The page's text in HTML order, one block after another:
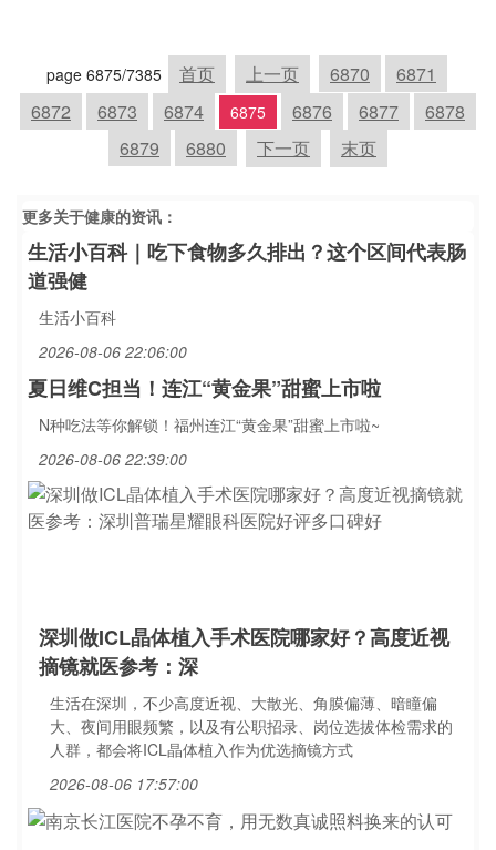
page 6875/7385 首页 上一页 6870
6871
6872
6873 6874 6875 6876 6877
6878
6879
6880 下一页 末页
更多关于健康的资讯：
生活小百科｜吃下食物多久排出？这个区间代表肠
道强健
生活小百科
2026-08-06 22:06:00
夏日维C担当！连江“黄金果”甜蜜上市啦
N种吃法等你解锁！福州连江“黄金果”甜蜜上市啦~
2026-08-06 22:39:00
深圳做ICL晶体植入手术医院哪家好？高度近视
摘镜就医参考：深
生活在深圳，不少高度近视、大散光、角膜偏薄、暗瞳偏
大、夜间用眼频繁，以及有公职招录、岗位选拔体检需求的
人群，都会将ICL晶体植入作为优选摘镜方式
2026-08-06 17:57:00